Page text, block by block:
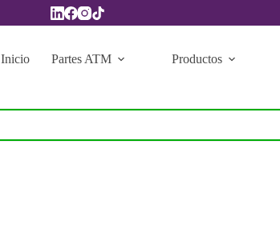
Inicio
Partes ATM Productos